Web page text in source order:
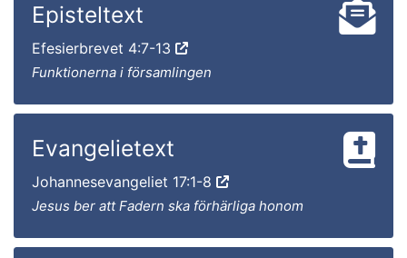
Episteltext
Efesierbrevet 4:7-13
Funktionerna i församlingen
Evangelietext
Johannesevangeliet 17:1-8
Jesus ber att Fadern ska förhärliga honom